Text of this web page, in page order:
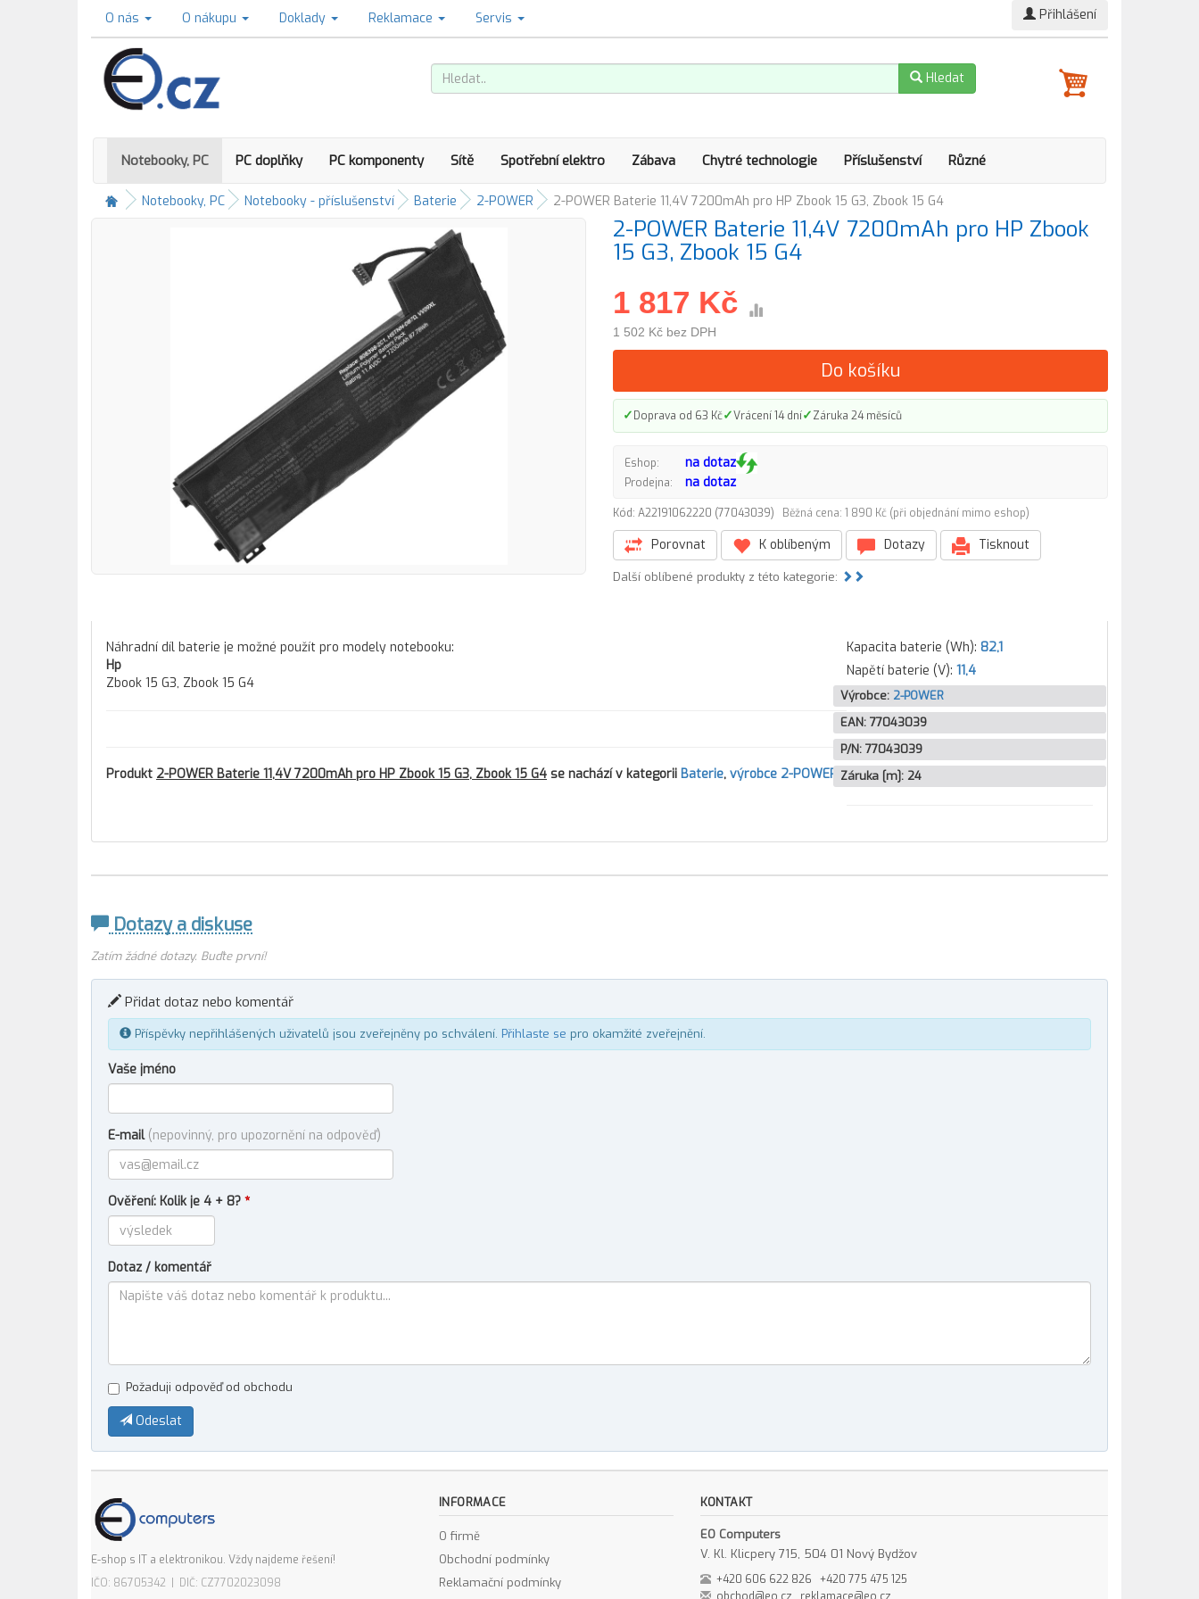
O nás O nákupu Doklady Reklamace Servis Přihlášení
Hledat
Notebooky, PC PC doplňky PC komponenty Sítě Spotřební elektro Zábava Chytré technologie Příslušenství Různé
Notebooky, PC Notebooky - příslušenství Baterie 2-POWER 2-POWER Baterie 11,4V 7200mAh pro HP Zbook 15 G3, Zbook 15 G4
2-POWER Baterie 11,4V 7200mAh pro HP Zbook
15 G3, Zbook 15 G4
1 817 Kč
1 502 Kč bez DPH
Do košíku
✓Doprava od 63 Kč✓Vrácení 14 dní✓Záruka 24 měsíců
Eshop: na dotaz
Prodejna: na dotaz
Kód: A22191062220 (77043039) Běžná cena: 1 890 Kč (při objednání mimo eshop)
Porovnat K oblíbeným Dotazy Tisknout
Další oblíbené produkty z této kategorie:
Náhradní díl baterie je možné použít pro modely notebooku:
Hp
Zbook 15 G3, Zbook 15 G4
Produkt 2-POWER Baterie 11,4V 7200mAh pro HP Zbook 15 G3, Zbook 15 G4 se nachází v kategorii Baterie, výrobce 2-POWER
Kapacita baterie (Wh): 82,1
Napětí baterie (V): 11,4
Výrobce: 2-POWER
EAN: 77043039
P/N: 77043039
Záruka [m]: 24
Dotazy a diskuse
Zatím žádné dotazy. Buďte první!
Přidat dotaz nebo komentář
Příspěvky nepřihlášených uživatelů jsou zveřejněny po schválení. Přihlaste se pro okamžité zveřejnění.
Vaše jméno
E-mail (nepovinný, pro upozornění na odpověď)
Ověření: Kolik je 4 + 8? *
Dotaz / komentář
Požaduji odpověď od obchodu
Odeslat
E-shop s IT a elektronikou. Vždy najdeme řešení!
IČO: 86705342 | DIČ: CZ7702023098
INFORMACE
O firmě
Obchodní podmínky
Reklamační podmínky
KONTAKT
EO Computers
V. Kl. Klicpery 715, 504 01 Nový Bydžov
+420 606 622 826
+420 775 475 125